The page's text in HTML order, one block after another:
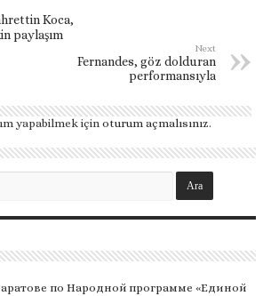
Koca,
paylaşım
Next
Fernandes, göz dolduran
performansıyla
yapabilmek içinoturum açmalısınız.
по Народной программе «Единой